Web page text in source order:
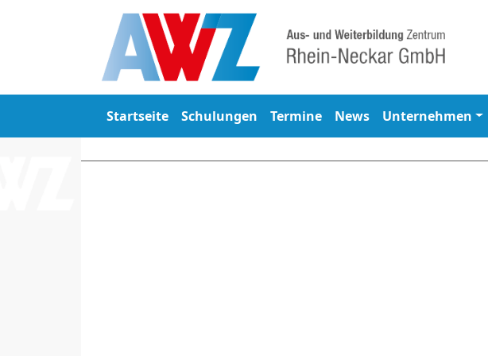
Startseite Schulungen Termine News Unternehmen